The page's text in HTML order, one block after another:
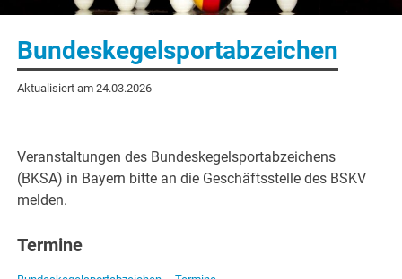
Bundeskegelsportabzeichen
Aktualisiert am 24.03.2026
Veranstaltungen des Bundeskegelsportabzeichens
(BKSA) in Bayern bitte an die Geschäftsstelle des BSKV
melden.
Termine